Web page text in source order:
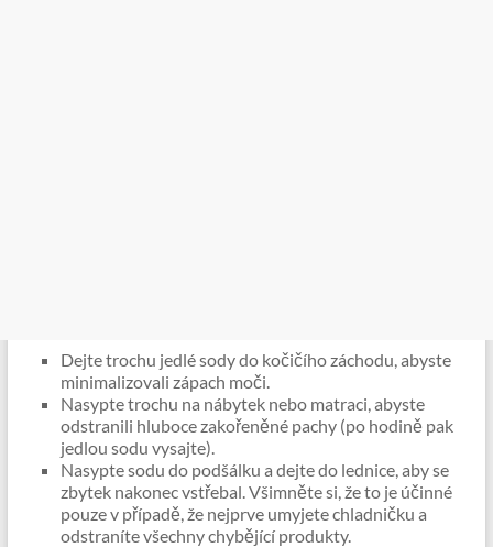
Dejte trochu jedlé sody do kočičího záchodu, abyste
minimalizovali zápach moči.
Nasypte trochu na nábytek nebo matraci, abyste
odstranili hluboce zakořeněné pachy (po hodině pak
jedlou sodu vysajte).
Nasypte sodu do podšálku a dejte do lednice, aby se
zbytek nakonec vstřebal. Všimněte si, že to je účinné
pouze v případě, že nejprve umyjete chladničku a
odstraníte všechny chybějící produkty.